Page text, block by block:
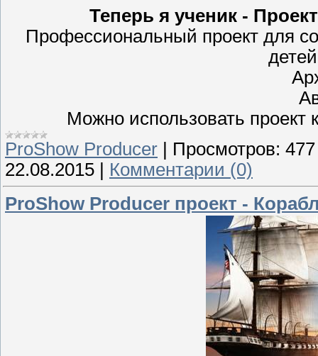
Теперь я ученик -
Профессиональный проект для
Можно использовать проект
ProShow Producer
Просмотров: 477
22.08.2015
Комментарии (0)
ProShow Producer проект -